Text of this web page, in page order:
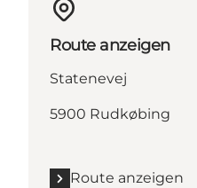
Route anzeigen
Statenevej
5900 Rudkøbing
Route anzeigen